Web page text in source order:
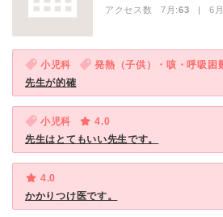
アクセス数 7月:63 | 6
小児科 発熱（子供）・咳・呼吸困
先生が的確
小児科
4.0
先生はとてもいい先生です。
4.0
かかりつけ医です。